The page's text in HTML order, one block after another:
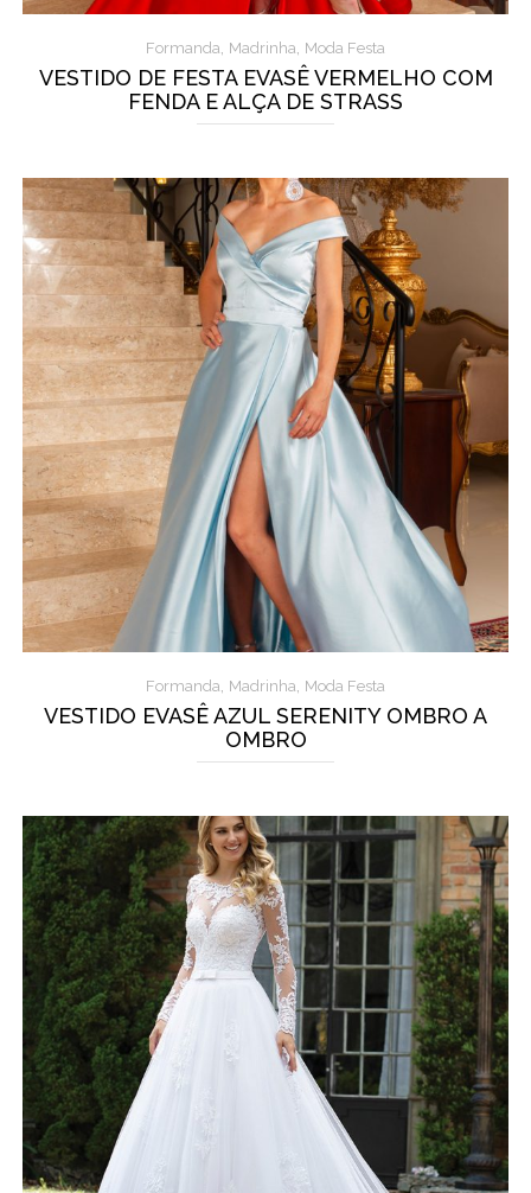
Formanda, Madrinha, Moda Festa
VESTIDO DE FESTA EVASÊ VERMELHO COM
FENDA E ALÇA DE STRASS
Formanda, Madrinha, Moda Festa
VESTIDO EVASÊ AZUL SERENITY OMBRO A
OMBRO